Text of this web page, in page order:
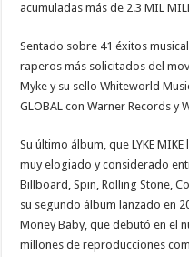
acumuladas más de 2.3 MIL
Sentado sobre 41 éxitos
raperos más solicitados del
Myke y su sello Whiteworld
GLOBAL con Warner Records y
Su último álbum, que LYKE
muy elogiado y considerado
Billboard, Spin, Rolling Stone,
su segundo álbum lanzado en
Money Baby, que debutó en el
millones de reproducciones